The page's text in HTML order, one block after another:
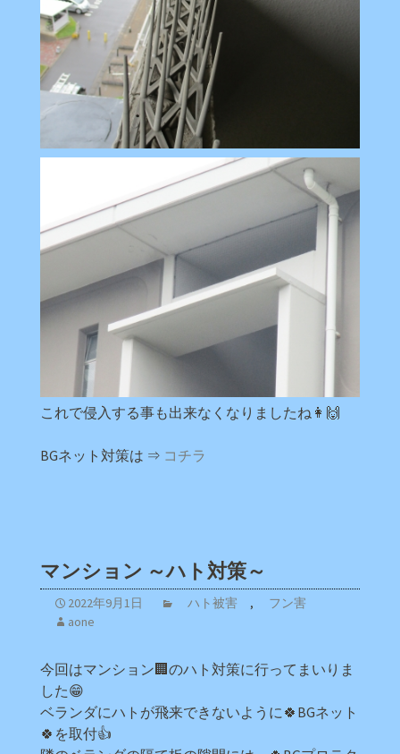
これで侵入する事も出来なくなりましたね👩🙌
BGネット対策は ⇒ コチラ
マンション ～ハト対策～
2022年9月1日 ハト被害 ,
フン害
aone
今回はマンション🏢のハト対策に行ってまいりま
した😁
ベランダにハトが飛来できないように🍀BGネット
🍀を取付👍